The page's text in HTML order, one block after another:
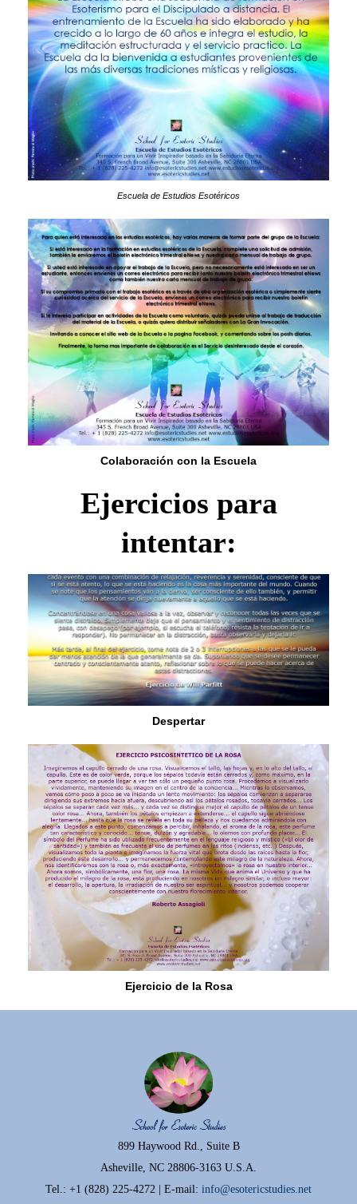
Escuela de Estudios Esotéricos
Colaboración con la Escuela
Ejercicios para
intentar:
Despertar
Ejercicio de la Rosa
899 Haywood Rd., Suite B
Asheville, NC 28806-3163 U.S.A.
Tel.: +1 (828) 225-4272 | E-mail: info@esotericstudies.net